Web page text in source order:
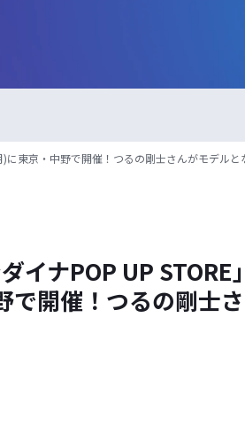
東京・中野で開催！つるの剛士さんがモデルと
イナPOP UP STORE
開催！つるの剛士